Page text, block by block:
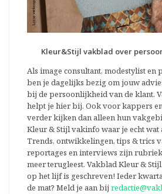
Kleur&Stijl vakblad over
Als image consultant, modestylist en
ben je dagelijks bezig om jouw
bij de persoonlijkheid van de klant.
helpt je hier bij. Ook voor kappers
verder kijken dan alleen hun
Kleur & Stijl vakinfo waar je echt wat
Trends, ontwikkelingen, tips & trics
reportages en interviews zijn
meer terugleest. Vakblad Kleur &
op het lijf is geschreven! Ieder
de mat? Meld je aan bij